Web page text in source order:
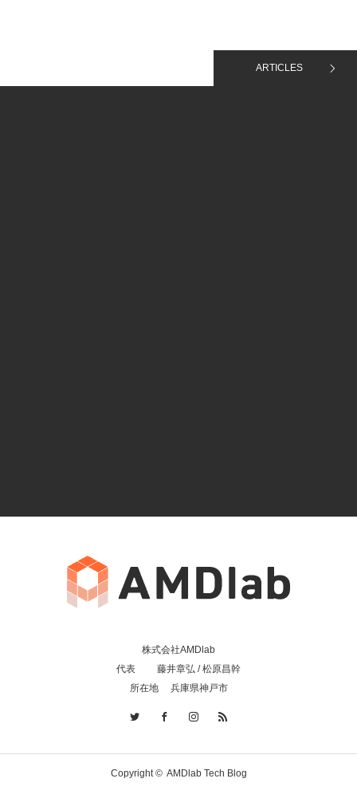
ARTICLES
株式会社AMDlab
代表 藤井章弘 / 松原昌幹
所在地 兵庫県神戸市
Copyright © AMDlab Tech Blog